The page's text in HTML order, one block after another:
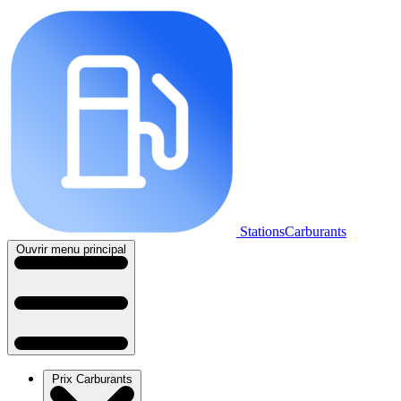
StationsCarburants
Ouvrir menu principal
Prix Carburants